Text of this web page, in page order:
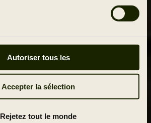
Autoriser tous les
Accepter la sélection
Rejetez tout le monde